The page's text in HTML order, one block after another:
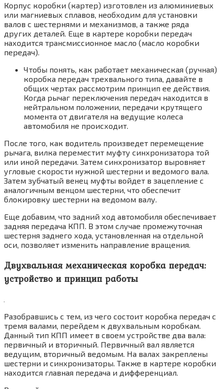
Корпус коробки (картер) изготовлен из алюминиевых
или магниевых сплавов, необходим для установки
валов с шестернями и механизмов, а также ряда
других деталей. Еще в картере коробки передач
находится трансмиссионное масло (масло коробки
передач).
Чтобы понять, как работает механическая (ручная)
коробка передач трехвального типа, давайте в
общих чертах рассмотрим принцип ее действия.
Когда рычаг переключения передач находится в
нейтральном положении, передачи крутящего
момента от двигателя на ведущие колеса
автомобиля не происходит.
После того, как водитель произведет перемещение
рычага, вилка переместит муфту синхронизатора той
или иной передачи. Затем синхронизатор выровняет
угловые скорости нужной шестерни и ведомого вала.
Затем зубчатый венец муфты войдет в зацепление с
аналогичным венцом шестерни, что обеспечит
блокировку шестерни на ведомом валу.
Еще добавим, что задний ход автомобиля обеспечивает
задняя передача КПП. В этом случае промежуточная
шестерня заднего хода, установленная на отдельной
оси, позволяет изменить направление вращения.
Двухвальная механическая коробка передач:
устройство и принцип работы
Разобравшись с тем, из чего состоит коробка передач с
тремя валами, перейдем к двухвальным коробкам.
Данный тип КПП имеет в своем устройстве два вала:
первичный и вторичный. Первичный вал является
ведущим, вторичный ведомым. На валах закреплены
шестерни и синхронизаторы. Также в картере коробки
находится главная передача и дифференциал.